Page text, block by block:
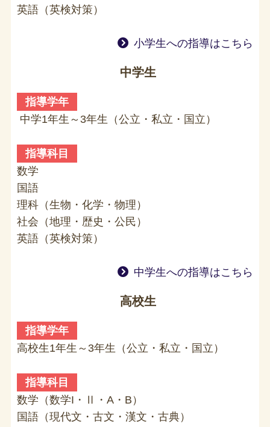
英語（英検対策）
小学生への指導はこちら
中学生
指導学年
中学1年生～3年生（公立・私立・国立）
指導科目
数学
国語
理科（生物・化学・物理）
社会（地理・歴史・公民）
英語（英検対策）
中学生への指導はこちら
高校生
指導学年
高校生1年生～3年生（公立・私立・国立）
指導科目
数学（数学I・Ⅱ・A・B）
国語（現代文・古文・漢文・古典）